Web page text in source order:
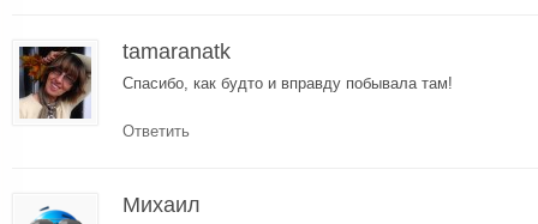
tamaranatk
Спасибо, как будто и вправду побывала там!
Ответить
Михаил